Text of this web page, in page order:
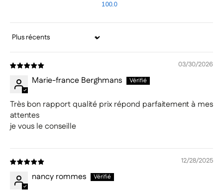
100.0
Sort by
03/30/2026
Marie-france Berghmans
Très bon rapport qualité prix répond parfaitement à mes
attentes
je vous le conseille
12/28/2025
nancy rommes